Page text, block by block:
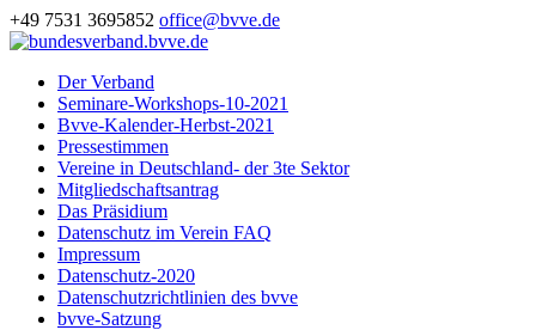
+49 7531 3695852 office@bvve.de
Der Verband
Seminare-Workshops-10-2021
Bvve-Kalender-Herbst-2021
Pressestimmen
Vereine in Deutschland- der 3te Sektor
Mitgliedschaftsantrag
Das Präsidium
Datenschutz im Verein FAQ
Impressum
Datenschutz-2020
Datenschutzrichtlinien des bvve
bvve-Satzung